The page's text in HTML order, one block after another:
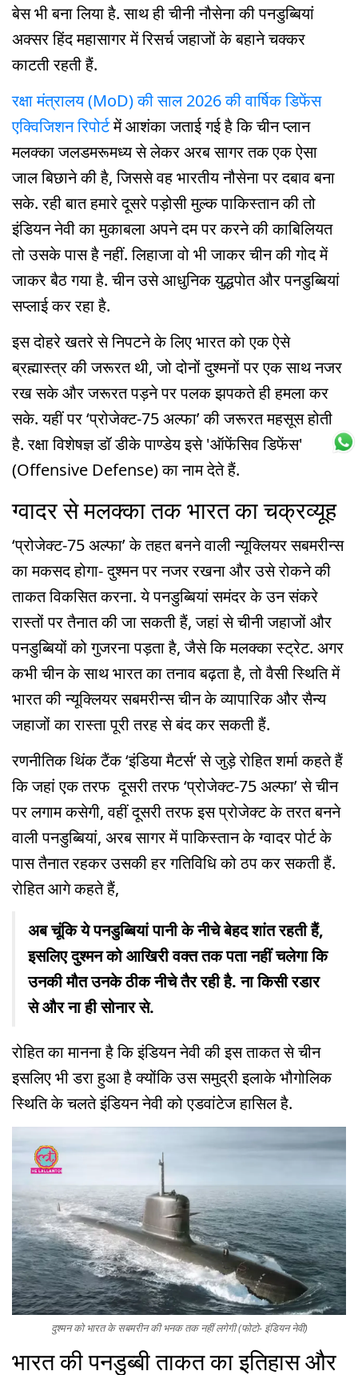
बेस भी बना लिया है. साथ ही चीनी नौसेना की पनडुब्बियां
अक्सर हिंद महासागर में रिसर्च जहाजों के बहाने चक्कर
काटती रहती हैं.
रक्षा मंत्रालय (MoD) की साल 2026 की वार्षिक डिफेंस
एक्विजिशन रिपोर्टमें आशंका जताई गई है कि चीन प्लान
मलक्का जलडमरूमध्य से लेकर अरब सागर तक एक ऐसा
जाल बिछाने की है, जिससे वह भारतीय नौसेना पर दबाव बना
सके. रही बात हमारे दूसरे पड़ोसी मुल्क पाकिस्तान की तो
इंडियन नेवी का मुकाबला अपने दम पर करने की काबिलियत
तो उसके पास है नहीं. लिहाजा वो भी जाकर चीन की गोद में
जाकर बैठ गया है. चीन उसे आधुनिक युद्धपोत और पनडुब्बियां
सप्लाई कर रहा है.
इस दोहरे खतरे से निपटने के लिए भारत को एक ऐसे
ब्रह्मास्त्र की जरूरत थी, जो दोनों दुश्मनों पर एक साथ नजर
रख सके और जरूरत पड़ने पर पलक झपकते ही हमला कर
सके. यहीं पर ‘प्रोजेक्ट-75 अल्फा’ की जरूरत महसूस होती
है. रक्षा विशेषज्ञ डॉ डीके पाण्डेय इसे 'ऑफेंसिव डिफेंस'
(Offensive Defense) का नाम देते हैं.
ग्वादर से मलक्का तक भारत का चक्रव्यूह
‘प्रोजेक्ट-75 अल्फा’ के तहत बनने वाली न्यूक्लियर सबमरीन्स
का मकसद होगा- दुश्मन पर नजर रखना और उसे रोकने की
ताकत विकसित करना. ये पनडुब्बियां समंदर के उन संकरे
रास्तों पर तैनात की जा सकती हैं, जहां से चीनी जहाजों और
पनडुब्बियों को गुजरना पड़ता है, जैसे कि मलक्का स्ट्रेट. अगर
कभी चीन के साथ भारत का तनाव बढ़ता है, तो वैसी स्थिति में
भारत की न्यूक्लियर सबमरीन्स चीन के व्यापारिक और सैन्य
जहाजों का रास्ता पूरी तरह से बंद कर सकती हैं.
रणनीतिक थिंक टैंक ‘इंडिया मैटर्स’ से जुड़े रोहित शर्मा कहते हैं
कि जहां एक तरफ दूसरी तरफ ‘प्रोजेक्ट-75 अल्फा’ से चीन
पर लगाम कसेगी, वहीं दूसरी तरफ इस प्रोजेक्ट के तरत बनने
वाली पनडुब्बियां, अरब सागर में पाकिस्तान के ग्वादर पोर्ट के
पास तैनात रहकर उसकी हर गतिविधि को ठप कर सकती हैं.
रोहित आगे कहते हैं,
अब चूंकि ये पनडुब्बियां पानी के नीचे बेहद शांत रहती हैं,
इसलिए दुश्मन को आखिरी वक्त तक पता नहीं चलेगा कि
उनकी मौत उनके ठीक नीचे तैर रही है. ना किसी रडार
से और ना ही सोनार से.
रोहित का मानना है कि इंडियन नेवी की इस ताकत से चीन
इसलिए भी डरा हुआ है क्योंकि उस समुद्री इलाके भौगोलिक
स्थिति के चलते इंडियन नेवी को एडवांटेज हासिल है.
दुश्मन को भारत के सबमरीन की भनक तक नहीं लगेगी (फोटो- इंडियन नेवी)
भारत की पनडुब्बी ताकत का इतिहास और